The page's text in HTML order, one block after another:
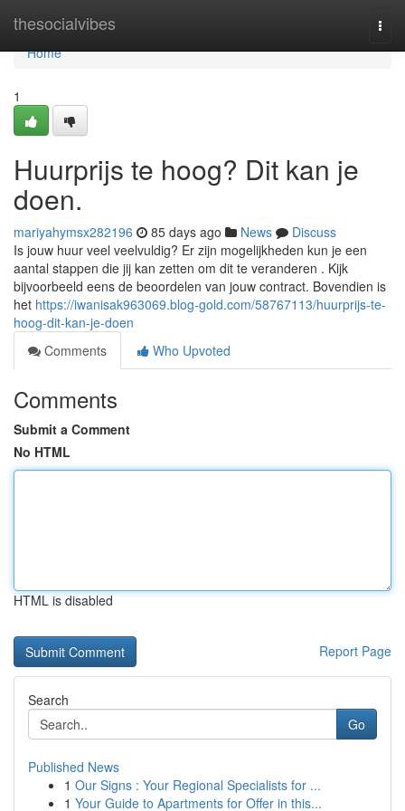
thesocialvibes
Home
Home
1
Huurprijs te hoog? Dit kan je
doen.
mariyahymsx282196 85 days ago News
Discuss
Is jouw huur veel veelvuldig? Er zijn mogelijkheden kun je een
aantal stappen die jij kan zetten om dit te veranderen . Kijk
bijvoorbeeld eens de beoordelen van jouw contract. Bovendien is
het https://iwanisak963069.blog-gold.com/58767113/huurprijs-te-
hoog-dit-kan-je-doen
Comments
Who Upvoted
Comments
Submit a Comment
No HTML
HTML is disabled
Report Page
Search
Go
Published News
1 Our Signs : Your Regional Specialists for ...
1 Your Guide to Apartments for Offer in this...